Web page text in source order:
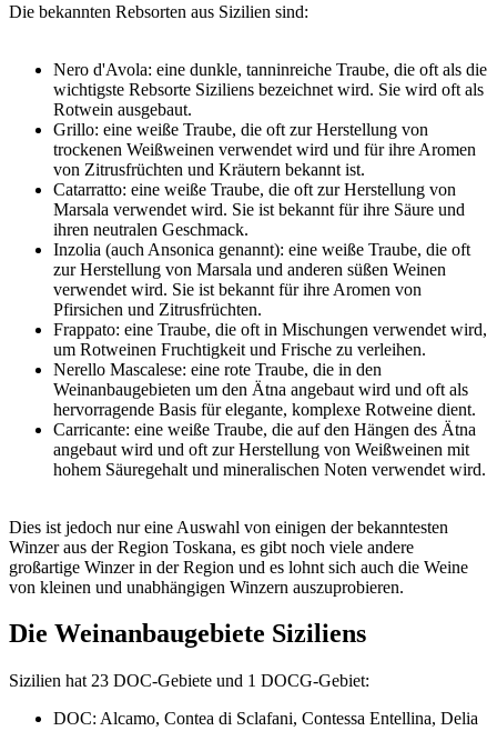
Die bekannten Rebsorten aus Sizilien sind:
Nero d'Avola: eine dunkle, tanninreiche Traube, die oft als die
wichtigste Rebsorte Siziliens bezeichnet wird. Sie wird oft als
Rotwein ausgebaut.
Grillo: eine weiße Traube, die oft zur Herstellung von
trockenen Weißweinen verwendet wird und für ihre Aromen
von Zitrusfrüchten und Kräutern bekannt ist.
Catarratto: eine weiße Traube, die oft zur Herstellung von
Marsala verwendet wird. Sie ist bekannt für ihre Säure und
ihren neutralen Geschmack.
Inzolia (auch Ansonica genannt): eine weiße Traube, die oft
zur Herstellung von Marsala und anderen süßen Weinen
verwendet wird. Sie ist bekannt für ihre Aromen von
Pfirsichen und Zitrusfrüchten.
Frappato: eine Traube, die oft in Mischungen verwendet wird,
um Rotweinen Fruchtigkeit und Frische zu verleihen.
Nerello Mascalese: eine rote Traube, die in den
Weinanbaugebieten um den Ätna angebaut wird und oft als
hervorragende Basis für elegante, komplexe Rotweine dient.
Carricante: eine weiße Traube, die auf den Hängen des Ätna
angebaut wird und oft zur Herstellung von Weißweinen mit
hohem Säuregehalt und mineralischen Noten verwendet wird.
Dies ist jedoch nur eine Auswahl von einigen der bekanntesten
Winzer aus der Region Toskana, es gibt noch viele andere
großartige Winzer in der Region und es lohnt sich auch die Weine
von kleinen und unabhängigen Winzern auszuprobieren.
Die Weinanbaugebiete Siziliens
Sizilien hat 23 DOC-Gebiete und 1 DOCG-Gebiet:
DOC: Alcamo, Contea di Sclafani, Contessa Entellina, Delia